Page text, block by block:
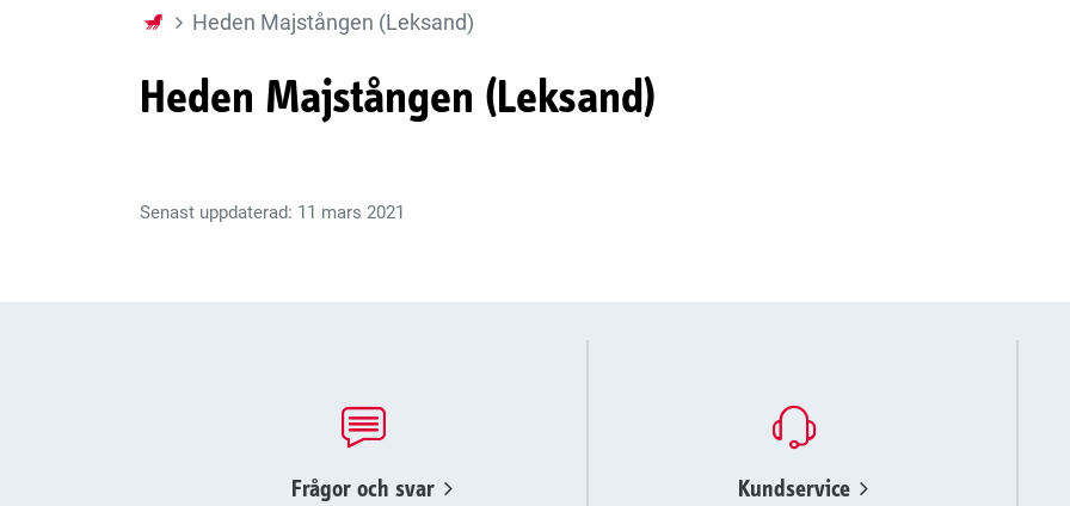
Heden Majstången (Leksand)
Heden Majstången (Leksand)
Senast uppdaterad: 11 mars 2021
Frågor och svar Kundservice